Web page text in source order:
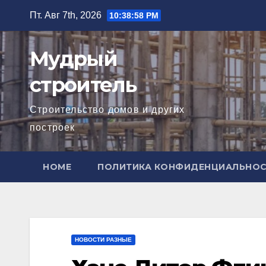
содержимому
Пт. Авг 7th, 2026 10:38:59 PM
Мудрый
строитель
Строительство домов и других
построек
HOME ПОЛИТИКА
НОВОСТИ РАЗНЫЕ